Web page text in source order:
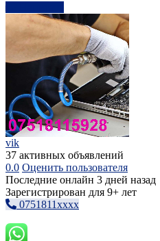
vik
37 активных объявлений
0.0 Оценить пользователя
Последние онлайн 3 дней назад
Зарегистрирован для 9+ лет
0751811xxxx